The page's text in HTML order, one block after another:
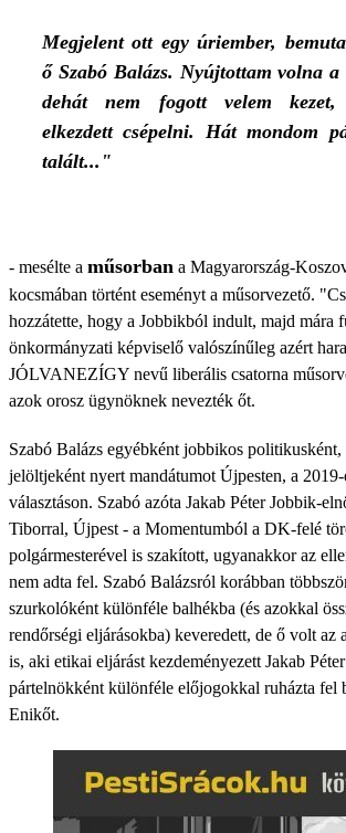
Megjelent ott egy úriember,
ő Szabó Balázs. Nyújtottam volna a
dehát nem fogott velem
elkezdett csépelni. Hát mondom
talált..."
- mesélte a műsorban a Magyarország-
kocsmában történt eseményt a műsorvezető.
hozzátette, hogy a Jobbikból indult, majd mára
önkormányzati képviselő valószínűleg azért
JÓLVANEZÍGY nevű liberális csatorna
azok orosz ügynöknek nevezték őt.
Szabó Balázs egyébként jobbikos politikusként,
jelöltjeként nyert mandátumot Újpesten, a
választáson. Szabó azóta Jakab Péter Jobbik-
Tiborral, Újpest - a Momentumból a DK-felé
polgármesterével is szakított, ugyanakkor az
nem adta fel. Szabó Balázsról korábban
szurkolóként különféle balhékba (és azokkal
rendőrségi eljárásokba) keveredett, de ő volt
is, aki etikai eljárást kezdeményezett Jakab
pártelnökként különféle előjogokkal ruházta fel
Enikőt.